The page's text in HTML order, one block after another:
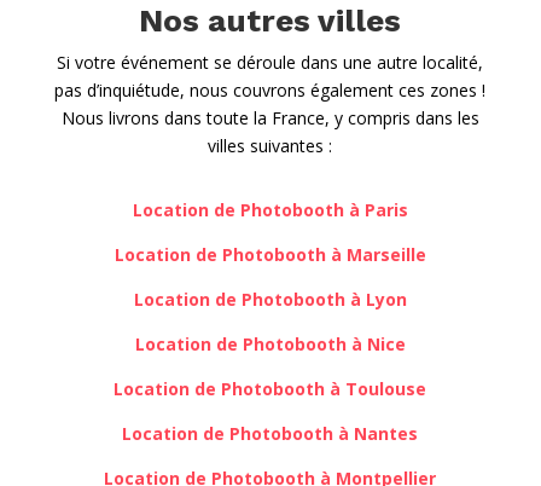
Nos autres villes
Si votre événement se déroule dans une autre localité,
pas d’inquiétude, nous couvrons également ces zones !
Nous livrons dans toute la France, y compris dans les
villes suivantes :
Location de Photobooth à Paris
Location de Photobooth à Marseille
Location de Photobooth à Lyon
Location de Photobooth à Nice
Location de Photobooth à Toulouse
Location de Photobooth à Nantes
Location de Photobooth à Montpellier